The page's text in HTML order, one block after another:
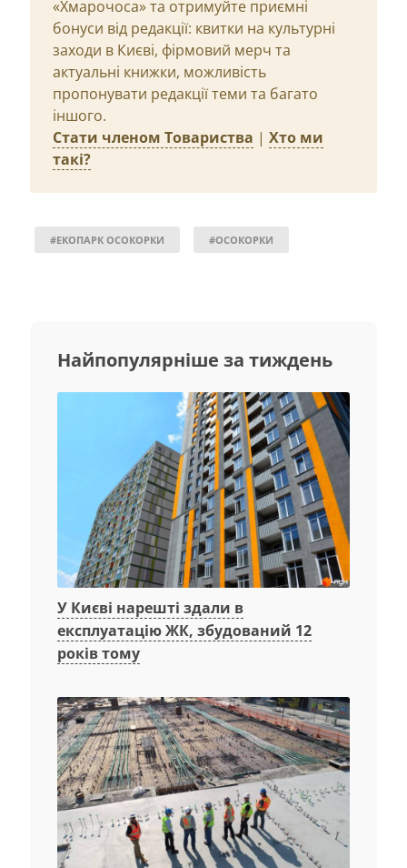
«Хмарочоса» та отримуйте приємні
бонуси від редакції: квитки на культурні
заходи в Києві, фірмовий мерч та
актуальні книжки, можливість
пропонувати редакції теми та багато
іншого.
Стати членом Товариства | Хто ми
такі?
#ЕКОПАРК ОСОКОРКИ #ОСОКОРКИ
Найпопулярніше за тиждень
У Києві нарешті здали в
експлуатацію ЖК, збудований 12
років тому